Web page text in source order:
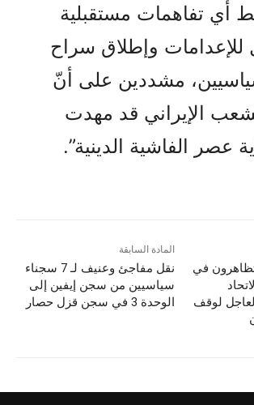
أي تفاهمات مستقبلية
وإطلاق سراح
مشددين على أنّ
الإيراني قد مهدت
عصر الفاشية الدينية”.
المادة السابقة
نقل مفاجئ وعنيف لـ 7 سجناء
سياسيين من سجن إيفين إلى
الوحدة 3 في سجن قزل حصار
في
لوقف